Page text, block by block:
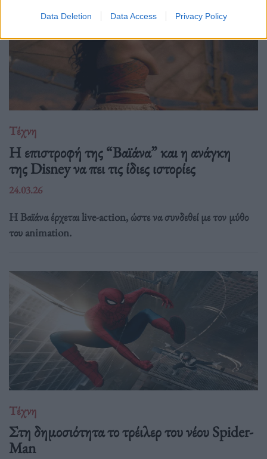
Data Deletion Data Access Privacy Policy
Τέχνη
Η επιστροφή της “Βαϊάνα” και η ανάγκη
της Disney να πει τις ίδιες ιστορίες
24.03.26
Η Βαϊάνα έρχεται live-action, ώστε να συνδεθεί με τον μύθο
του animation.
Τέχνη
Στη δημοσιότητα το τρέιλερ του νέου Spider-
Man